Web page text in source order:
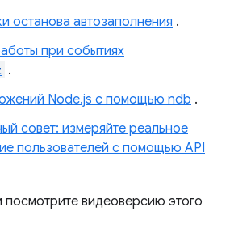
останова автозаполнения .
при событиях
.
Node.js с помощью ndb .
совет: измеряйте реальное
пользователей с помощью API
посмотрите видеоверсию этого